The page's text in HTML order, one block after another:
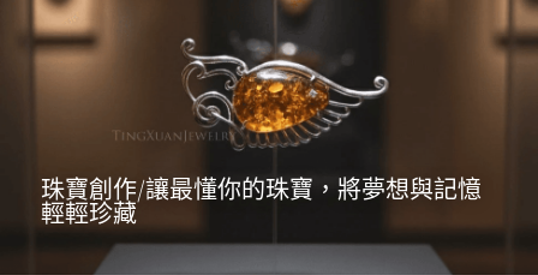
空中花園
設計故事
莫忘初衷
心靈昇華
情誼羈絆
彩色寶石
寶石沙龍
訂製預約
珠寶保養
關於我們
認識TX J
晶礦玉木PHYSIS
珠寶創作/讓最懂你的珠寶，將夢想與記憶
輕輕珍藏